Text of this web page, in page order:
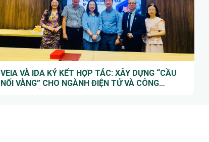
VEIA VÀ IDA KÝ KẾT HỢP TÁC: XÂY DỰNG “CẦU
NỐI VÀNG” CHO NGÀNH ĐIỆN TỬ VÀ CÔNG